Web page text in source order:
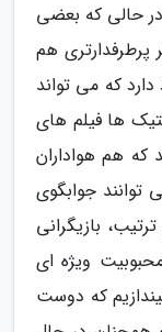
حالی که بعضی
پرطرفدارتری هم
که می تواند
ها فیلم های
که هم هواداران
جوابگوی
بازیگرانی
ویژه ای
به 15 بازیگری بیندازیم که دوست